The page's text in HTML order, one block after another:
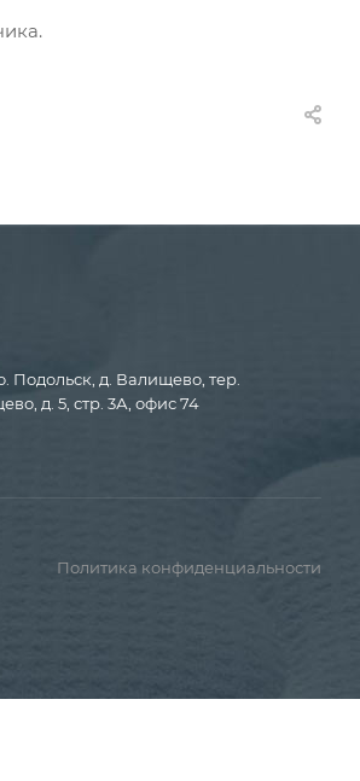
Подольск, д. Валищево, тер.
д. 5, стр. 3А, офис 74
Политика конфиденциальности